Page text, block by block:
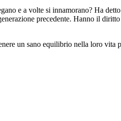
e a volte si innamorano? Ha
precedente. Hanno il
un sano equilibrio nella loro vita